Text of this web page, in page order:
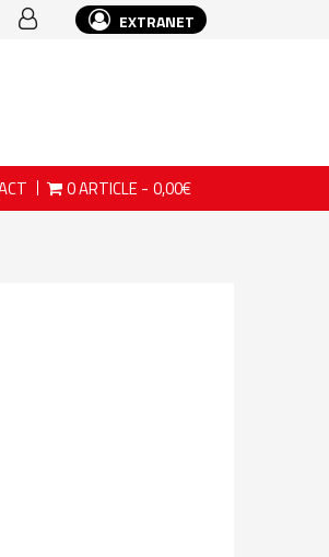
EXTRANET
0 ARTICLE 0,00€